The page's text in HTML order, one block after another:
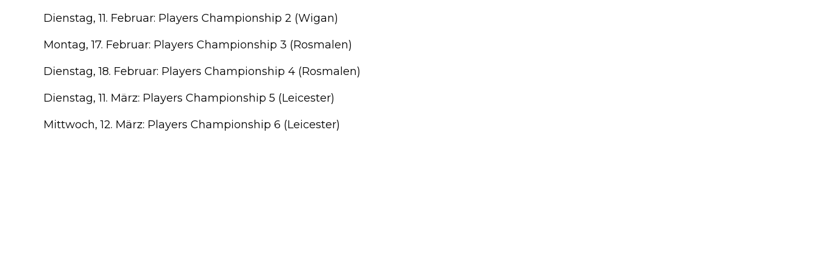
Dienstag, 11. Februar: Players Championship 2 (Wigan)
Montag, 17. Februar: Players Championship 3 (Rosmalen)
Dienstag, 18. Februar: Players Championship 4 (Rosmalen)
Dienstag, 11. März: Players Championship 5 (Leicester)
Mittwoch, 12. März: Players Championship 6 (Leicester)